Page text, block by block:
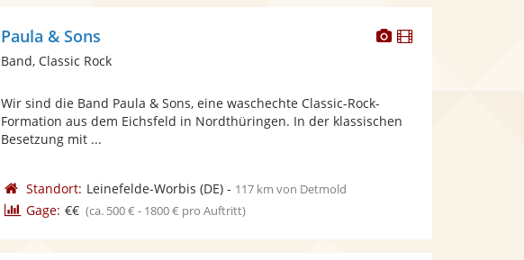
DieserDieser
Paula & Sons
Band, Classic Rock
Wir sind die Band Paula & Sons, eine waschechte Classic-Rock-
Formation aus dem Eichsfeld in Nordthüringen. In der klassischen
Besetzung mit ...
Standort: Leinefelde-Worbis (DE)- 117 km von Detmold
Gage: €€ (ca. 500 € - 1800 € pro Auftritt)